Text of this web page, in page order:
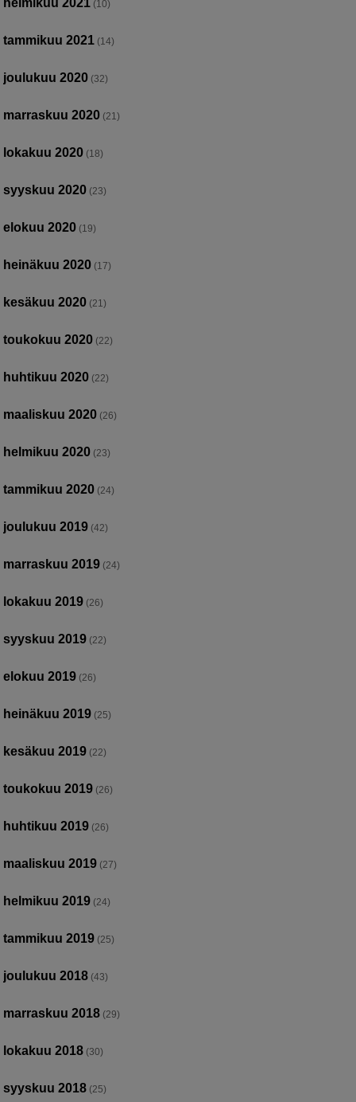
helmikuu 2021 (10)
tammikuu 2021 (14)
joulukuu 2020 (32)
marraskuu 2020 (21)
lokakuu 2020 (18)
syyskuu 2020 (23)
elokuu 2020 (19)
heinäkuu 2020 (17)
kesäkuu 2020 (21)
toukokuu 2020 (22)
huhtikuu 2020 (22)
maaliskuu 2020 (26)
helmikuu 2020 (23)
tammikuu 2020 (24)
joulukuu 2019 (42)
marraskuu 2019 (24)
lokakuu 2019 (26)
syyskuu 2019 (22)
elokuu 2019 (26)
heinäkuu 2019 (25)
kesäkuu 2019 (22)
toukokuu 2019 (26)
huhtikuu 2019 (26)
maaliskuu 2019 (27)
helmikuu 2019 (24)
tammikuu 2019 (25)
joulukuu 2018 (43)
marraskuu 2018 (29)
lokakuu 2018 (30)
syyskuu 2018 (25)